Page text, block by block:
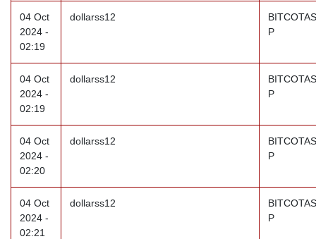
04 Oct
2024 -
02:19
dollarss12
P
04 Oct
2024 -
02:19
dollarss12
P
04 Oct
2024 -
02:20
dollarss12
P
04 Oct
2024 -
02:21
dollarss12
P